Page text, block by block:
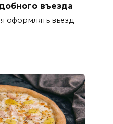
въезда
оформлять въезд